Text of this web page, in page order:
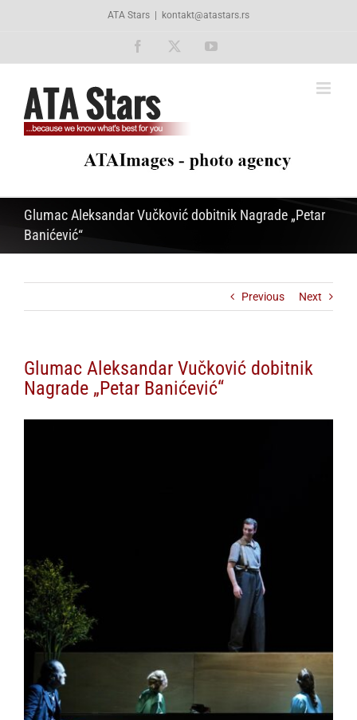
ATA Stars kontakt@atastars.rs
Facebook YouTube
Glumac Aleksandar Vučković dobitnik Nagrade „Petar
Banićević“
Previous Next
Glumac Aleksandar Vučković dobitnik
Nagrade „Petar Banićević“